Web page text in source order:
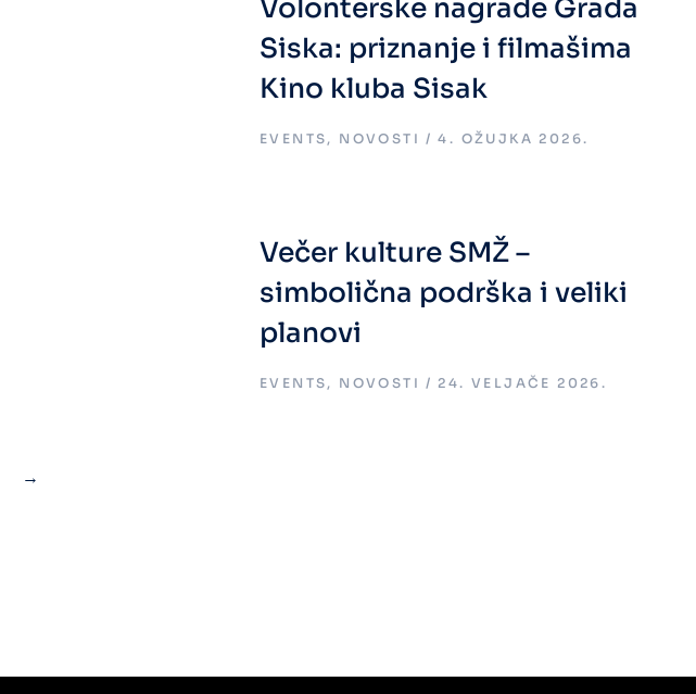
Volonterske nagrade Grada
Siska: priznanje i filmašima
Kino kluba Sisak
EVENTS , NOVOSTI 4. OŽUJKA 2026.
Večer kulture SMŽ –
simbolična podrška i veliki
planovi
EVENTS , NOVOSTI 24. VELJAČE 2026.
→